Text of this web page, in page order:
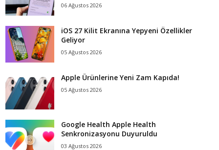
06 Ağustos 2026
iOS 27 Kilit Ekranına Yepyeni Özellikler
Geliyor
05 Ağustos 2026
Apple Ürünlerine Yeni Zam Kapıda!
05 Ağustos 2026
Google Health Apple Health
Senkronizasyonu Duyuruldu
03 Ağustos 2026